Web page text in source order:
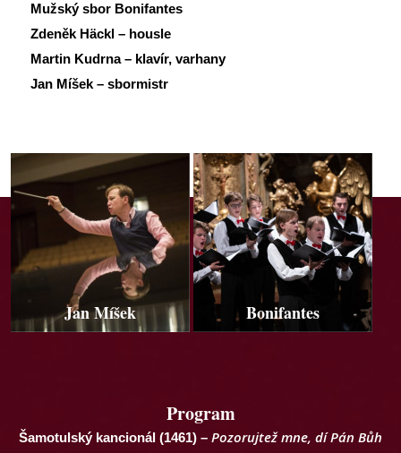
Mužský sbor Bonifantes
Zdeněk Häckl – housle
Martin Kudrna – klavír, varhany
Jan Míšek – sbormistr
Jan Míšek Bonifantes
Program
Šamotulský kancionál (1461) – Pozorujtež mne, dí Pán Bůh